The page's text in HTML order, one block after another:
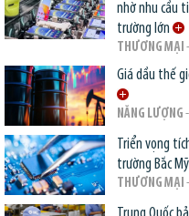
nhờ nhu cầu
trường lớn
THƯƠNG MẠI
Giá dầu thế
NĂNG LƯỢNG
Triển vọng
trường Bắc Mỹ
THƯƠNG MẠI